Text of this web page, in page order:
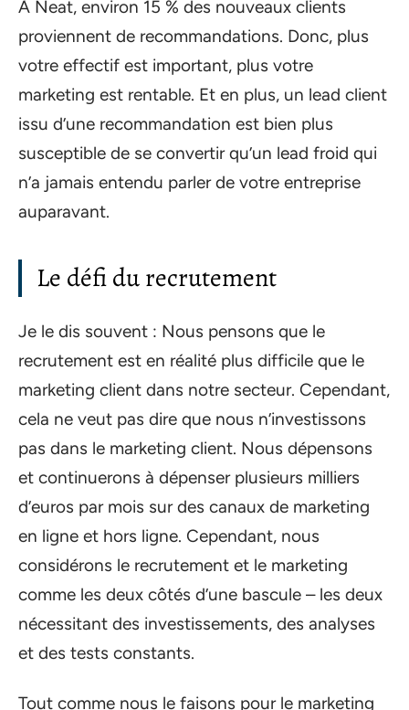
À Neat, environ 15 % des nouveaux clients
proviennent de recommandations. Donc, plus
votre effectif est important, plus votre
marketing est rentable. Et en plus, un lead client
issu d’une recommandation est bien plus
susceptible de se convertir qu’un lead froid qui
n’a jamais entendu parler de votre entreprise
auparavant.
Le défi du recrutement
Je le dis souvent : Nous pensons que le
recrutement est en réalité plus difficile que le
marketing client dans notre secteur. Cependant,
cela ne veut pas dire que nous n’investissons
pas dans le marketing client. Nous dépensons
et continuerons à dépenser plusieurs milliers
d’euros par mois sur des canaux de marketing
en ligne et hors ligne. Cependant, nous
considérons le recrutement et le marketing
comme les deux côtés d’une bascule – les deux
nécessitant des investissements, des analyses
et des tests constants.
Tout comme nous le faisons pour le marketing